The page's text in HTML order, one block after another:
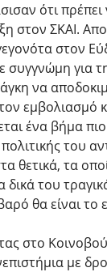
ότι
στον ΣΚΑΙ.
στον
συγγνώμη για
να
ένα βήμα
του
θετικά, τα
του
θα είναι το
στο
με